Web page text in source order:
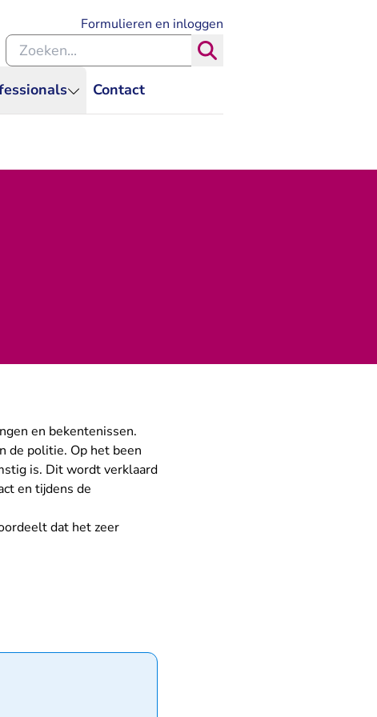
Contact
Formulieren en inloggen
Zoeken binnen de Rechtspraak
en bekentenissen.
de politie. Op het been
is. Dit wordt verklaard
en tijdens de
dat het zeer